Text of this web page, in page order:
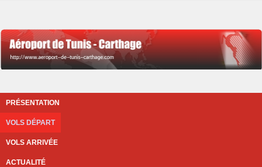
PRÉSENTATION
VOLS DÉPART
VOLS ARRIVÉE
ACTUALITÉ